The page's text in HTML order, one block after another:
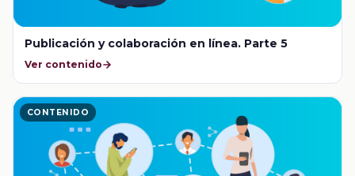
Publicación y colaboración en línea. Parte 5
Ver contenido
CONTENIDO